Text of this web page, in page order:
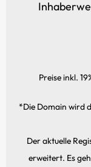
Preise inkl.
*Die Domain wird
Der aktuelle
erweitert. Es